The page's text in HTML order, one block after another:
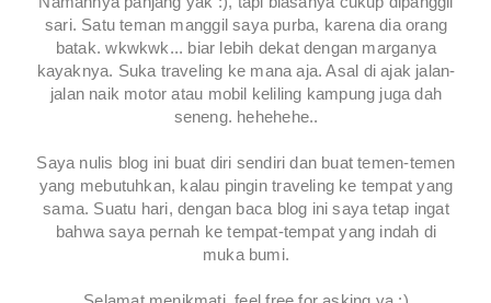
sari. Satu teman manggil saya purba, karena dia orang
batak. wkwkwk... biar lebih dekat dengan marganya
kayaknya. Suka traveling ke mana aja. Asal di ajak jalan-
jalan naik motor atau mobil keliling kampung juga dah
seneng. hehehehe..
Saya nulis blog ini buat diri sendiri dan buat temen-temen
yang mebutuhkan, kalau pingin traveling ke tempat yang
sama. Suatu hari, dengan baca blog ini saya tetap ingat
bahwa saya pernah ke tempat-tempat yang indah di
muka bumi.